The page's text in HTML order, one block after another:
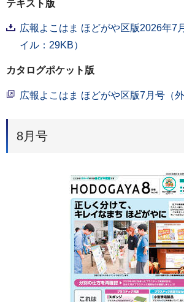
テキスト版
広報よこはま ほどがや区版2026年7
イル：29KB）
カタログポケット版
広報よこはま ほどがや区版7月号（外
8月号